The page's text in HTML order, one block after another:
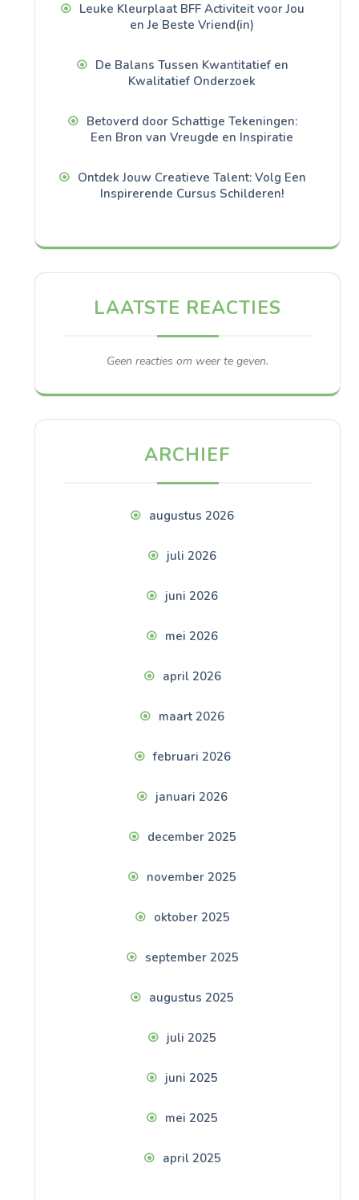
Leuke Kleurplaat BFF Activiteit voor Jou
en Je Beste Vriend(in)
De Balans Tussen Kwantitatief en
Kwalitatief Onderzoek
Betoverd door Schattige Tekeningen:
Een Bron van Vreugde en Inspiratie
Ontdek Jouw Creatieve Talent: Volg Een
Inspirerende Cursus Schilderen!
LAATSTE REACTIES
Geen reacties om weer te geven.
ARCHIEF
augustus 2026
juli 2026
juni 2026
mei 2026
april 2026
maart 2026
februari 2026
januari 2026
december 2025
november 2025
oktober 2025
september 2025
augustus 2025
juli 2025
juni 2025
mei 2025
april 2025